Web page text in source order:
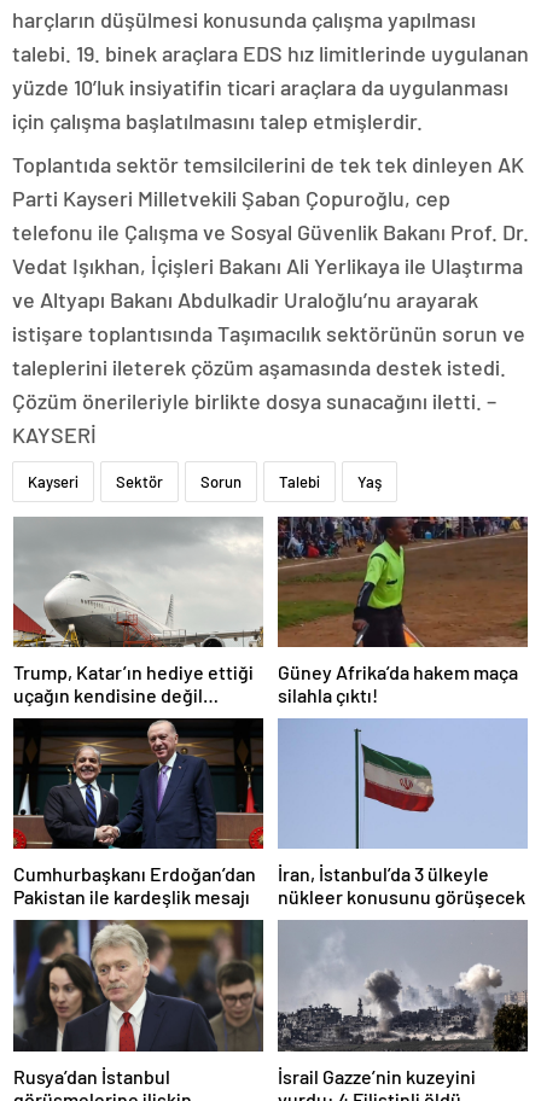
harçların düşülmesi konusunda çalışma yapılması
talebi. 19. binek araçlara EDS hız limitlerinde uygulanan
yüzde 10’luk insiyatifin ticari araçlara da uygulanması
için çalışma başlatılmasını talep etmişlerdir.
Toplantıda sektör temsilcilerini de tek tek dinleyen AK
Parti Kayseri Milletvekili Şaban Çopuroğlu, cep
telefonu ile Çalışma ve Sosyal Güvenlik Bakanı Prof. Dr.
Vedat Işıkhan, İçişleri Bakanı Ali Yerlikaya ile Ulaştırma
ve Altyapı Bakanı Abdulkadir Uraloğlu’nu arayarak
istişare toplantısında Taşımacılık sektörünün sorun ve
taleplerini ileterek çözüm aşamasında destek istedi.
Çözüm önerileriyle birlikte dosya sunacağını iletti. –
KAYSERİ
Kayseri Sektör Sorun Talebi Yaş
Trump, Katar’ın hediye ettiği
uçağın kendisine değil
Pentagon’a verileceğini
açıkladı
Güney Afrika’da hakem maça
silahla çıktı!
Cumhurbaşkanı Erdoğan’dan
Pakistan ile kardeşlik mesajı
İran, İstanbul’da 3 ülkeyle
nükleer konusunu görüşecek
Rusya’dan İstanbul
İsrail Gazze’nin kuzeyini